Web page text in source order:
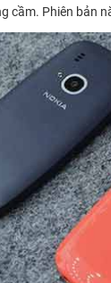
cầm. Phiên bản